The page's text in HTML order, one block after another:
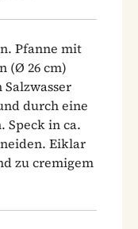
Pfanne mit
(Ø 26 cm)
durch eine
Speck in ca.
Eiklar
zu cremigem